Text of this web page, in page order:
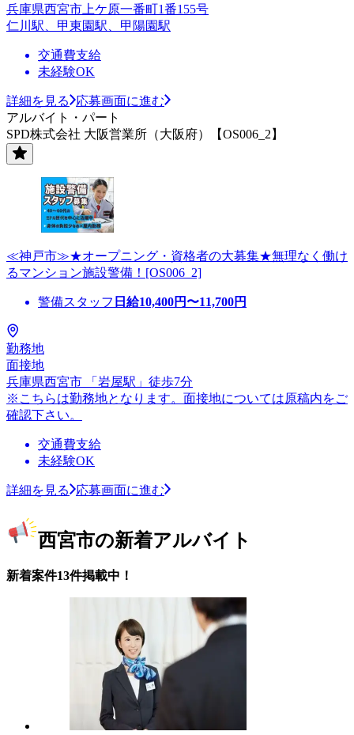
兵庫県西宮市上ケ原一番町1番155号
仁川駅、甲東園駅、甲陽園駅
交通費支給
未経験OK
詳細を見る
応募画面に進む
アルバイト・パート
SPD株式会社 大阪営業所（大阪府）【OS006_2】
≪神戸市≫★オープニング・資格者の大募集★無理なく働け
るマンション施設警備！[OS006_2]
警備スタッフ 日給10,400円〜11,700円
勤務地
面接地
兵庫県西宮市 「岩屋駅」徒歩7分
※こちらは勤務地となります。面接地については原稿内をご
確認下さい。
交通費支給
未経験OK
詳細を見る 応募画面に進む
西宮市の新着アルバイト
新着案件13件掲載中！